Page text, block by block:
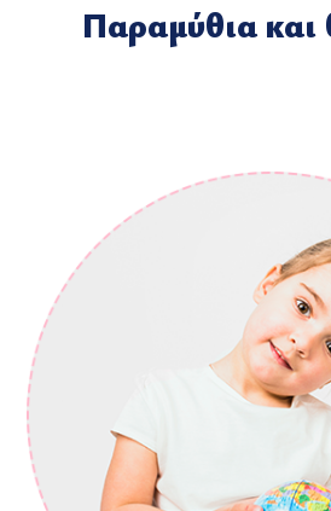
Παραμύθια και